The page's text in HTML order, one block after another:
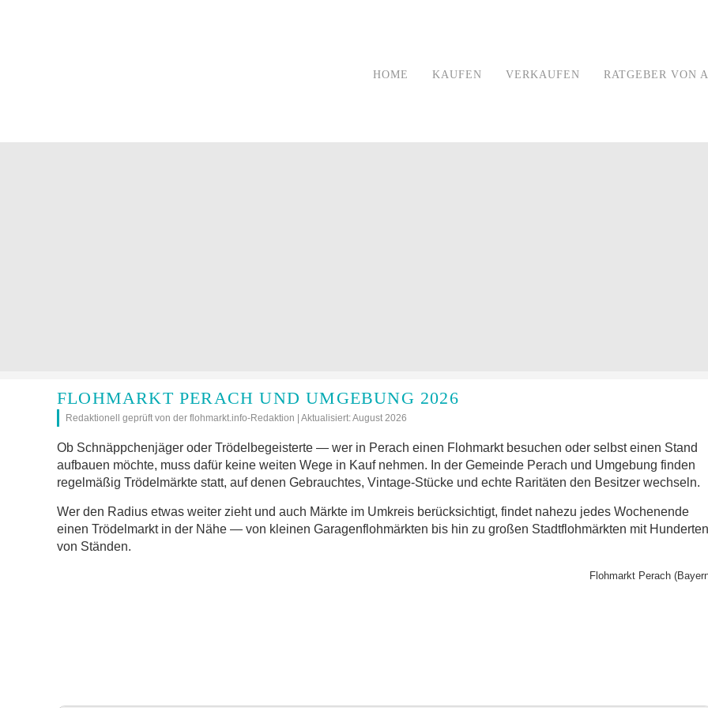
HOME KAUFEN VERKAUFEN RATGEBER VON
FLOHMARKT PERACH UND UMGEBUNG 2026
Redaktionell geprüft von der flohmarkt.info-Redaktion | Aktualisiert: August 2026
Ob Schnäppchenjäger oder Trödelbegeisterte — wer in Perach einen Flohmarkt besuchen oder selbst einen Stand
aufbauen möchte, muss dafür keine weiten Wege in Kauf nehmen. In der Gemeinde Perach und Umgebung finden
regelmäßig Trödelmärkte statt, auf denen Gebrauchtes, Vintage-Stücke und echte Raritäten den Besitzer wechseln.
Wer den Radius etwas weiter zieht und auch Märkte im Umkreis berücksichtigt, findet nahezu jedes Wochenende
einen Trödelmarkt in der Nähe — von kleinen Garagenflohmärkten bis hin zu großen Stadtflohmärkten mit Hunderten
von Ständen.
Flohmarkt Perach